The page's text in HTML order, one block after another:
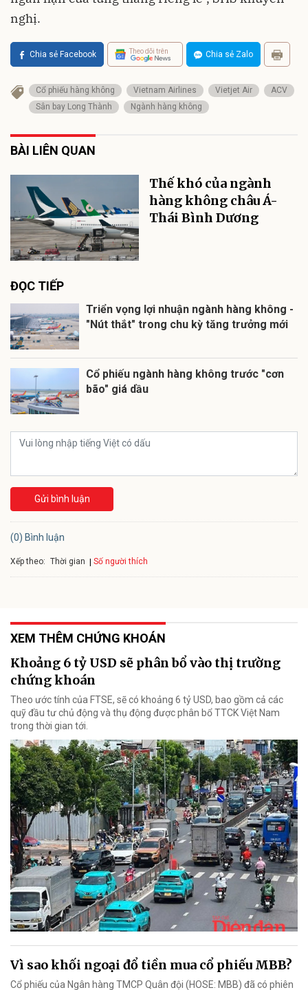
nghị.
Chia sẻ Facebook Theo dõi trên Chia sẻ Zalo
Cổ phiếu hàng không Vietnam Airlines Vietjet Air
ACV
Sân bay Long Thành
Ngành hàng không
BÀI LIÊN QUAN
Thế khó của ngành
hàng không châu Á-
Thái Bình Dương
ĐỌC TIẾP
Triển vọng lợi nhuận ngành hàng không -
"Nút thắt" trong chu kỳ tăng trưởng mới
Cổ phiếu ngành hàng không trước "cơn
bão" giá dầu
Gửi bình luận
(0) Bình luận
Xếp theo: Thời gian Số người thích
XEM THÊM CHỨNG KHOÁN
Khoảng 6 tỷ USD sẽ phân bổ vào thị trường
chứng khoán
Theo ước tính của FTSE, sẽ có khoảng 6 tỷ USD, bao gồm cả các
quỹ đầu tư chủ động và thụ động được phân bổ TTCK Việt Nam
trong thời gian tới.
Vì sao khối ngoại đổ tiền mua cổ phiếu MBB?
Cổ phiếu của Ngân hàng TMCP Quân đội (HOSE: MBB) đã có phiên